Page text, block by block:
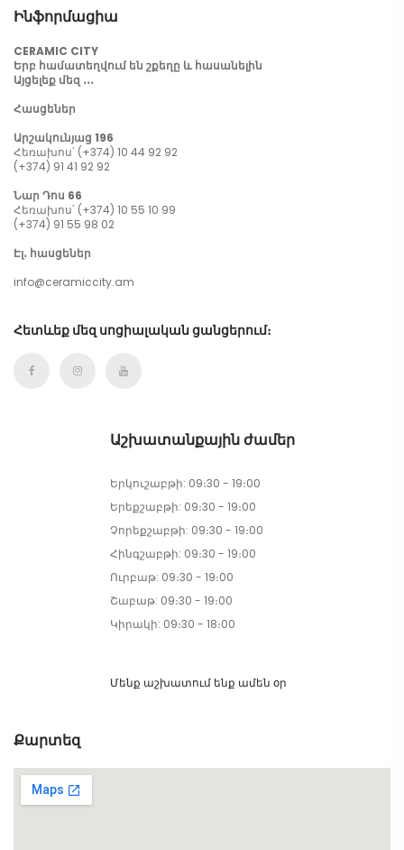
Ինֆորմացիա
CERAMIC CITY
Երբ համատեղվում են շքեղը և հասանելին
Այցելեք մեզ ․․․
Հասցեներ
Արշակունյաց 196
Հեռախոս՝ (+374) 10 44 92 92
(+374) 91 41 92 92
Նար Դոս 66
Հեռախոս՝ (+374) 10 55 10 99
(+374) 91 55 98 02
Էլ․ հասցեներ
info@ceramiccity.am
Հետևեք մեզ սոցիալական ցանցերում։
Աշխատանքային ժամեր
Երկուշաբթի: 09։30 - 19։00
Երեքշաբթի: 09։30 - 19։00
Չորեքշաբթի: 09։30 - 19։00
Հինգշաբթի: 09։30 - 19։00
Ուրբաթ: 09։30 - 19։00
Շաբաթ: 09։30 - 19։00
Կիրակի: 09։30 - 18։00
Մենք աշխատում ենք ամեն օր
Քարտեզ